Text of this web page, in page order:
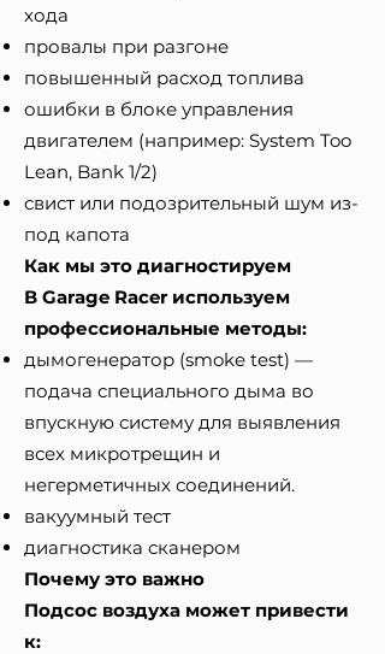
хода
провалы при разгоне
повышенный расход топлива
ошибки в блоке управления
двигателем (например: System Too
Lean, Bank 1/2)
свист или подозрительный шум из-
под капота
Как мы это диагностируем
В Garage Racer используем
профессиональные методы:
дымогенератор (smoke test) —
подача специального дыма во
впускную систему для выявления
всех микротрещин и
негерметичных соединений.
вакуумный тест
диагностика сканером
Почему это важно
Подсос воздуха может привести
к: